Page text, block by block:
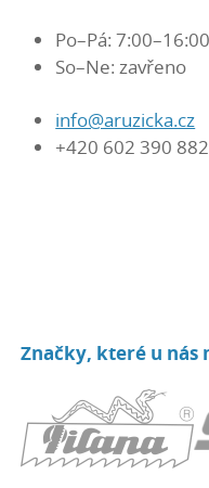
Po–Pá: 7:00–16:00
So–Ne: zavřeno
info@aruzicka.cz
+420 602 390 882
Značky, které u nás